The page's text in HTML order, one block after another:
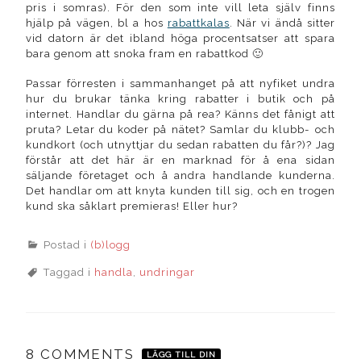
pris i somras). För den som inte vill leta själv finns
hjälp på vägen, bl a hos rabattkalas . När vi ändå sitter
vid datorn är det ibland höga procentsatser att spara
bara genom att snoka fram en rabattkod 🙂
Passar förresten i sammanhanget på att nyfiket undra
hur du brukar tänka kring rabatter i butik och på
internet. Handlar du gärna på rea? Känns det fånigt att
pruta? Letar du koder på nätet? Samlar du klubb- och
kundkort (och utnyttjar du sedan rabatten du får?)? Jag
förstår att det här är en marknad för å ena sidan
säljande företaget och å andra handlande kunderna.
Det handlar om att knyta kunden till sig, och en trogen
kund ska såklart premieras! Eller hur?
Postad i (b)logg
Taggad i handla, undringar
8 COMMENTS LÄGG TILL DIN